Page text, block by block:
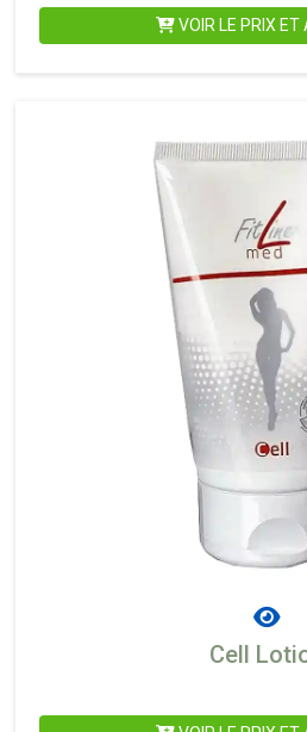
VOIR LE PRIX ET
Cell